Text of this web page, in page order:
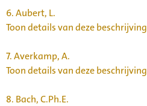
6.Aubert, L.
Toon details van deze beschrijving
7.Averkamp, A.
Toon details van deze beschrijving
8. Bach, C.Ph.E.